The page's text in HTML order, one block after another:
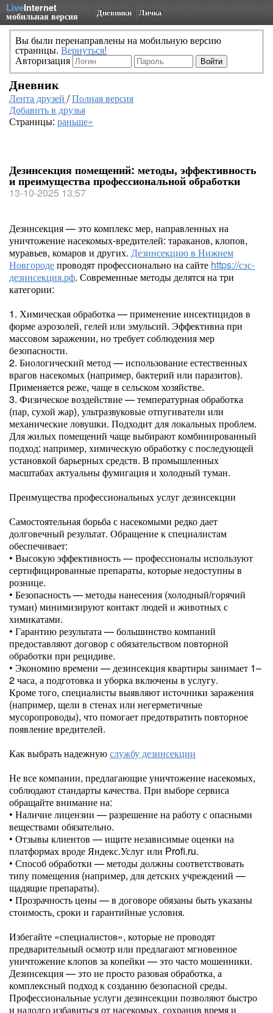
LiveInternet
мобильная версия Дневники Личка
Вы были перенаправлены на мобильную версию
страницы. Вернуться!
Авторизация
Дневник
Лента друзей /Полная версия
Добавить в друзья
Страницы: раньше»
Дезинсекция помещений: методы, эффективность
и преимущества профессиональной обработки
13-10-2025 13:57
Дезинсекция — это комплекс мер, направленных на
уничтожение насекомых-вредителей: тараканов, клопов,
муравьев, комаров и других. Дезинсекцию в Нижнем
Новгородепроводят профессионально на сайте https://сэс-
дезинсекция.рф. Современные методы делятся на три
категории:
1. Химическая обработка — применение инсектицидов в
форме аэрозолей, гелей или эмульсий. Эффективна при
массовом заражении, но требует соблюдения мер
безопасности.
2. Биологический метод — использование естественных
врагов насекомых (например, бактерий или паразитов).
Применяется реже, чаще в сельском хозяйстве.
3. Физическое воздействие — температурная обработка
(пар, сухой жар), ультразвуковые отпугиватели или
механические ловушки. Подходит для локальных проблем.
Для жилых помещений чаще выбирают комбинированный
подход: например, химическую обработку с последующей
установкой барьерных средств. В промышленных
масштабах актуальны фумигация и холодный туман.
Преимущества профессиональных услуг дезинсекции
Самостоятельная борьба с насекомыми редко дает
долговечный результат. Обращение к специалистам
обеспечивает:
• Высокую эффективность — профессионалы используют
сертифицированные препараты, которые недоступны в
рознице.
• Безопасность — методы нанесения (холодный/горячий
туман) минимизируют контакт людей и животных с
химикатами.
• Гарантию результата — большинство компаний
предоставляют договор с обязательством повторной
обработки при рецидиве.
• Экономию времени — дезинсекция квартиры занимает 1–
2 часа, а подготовка и уборка включены в услугу.
Кроме того, специалисты выявляют источники заражения
(например, щели в стенах или негерметичные
мусоропроводы), что помогает предотвратить повторное
появление вредителей.
Как выбрать надежнуюслужбу дезинсекции
Не все компании, предлагающие уничтожение насекомых,
соблюдают стандарты качества. При выборе сервиса
обращайте внимание на:
• Наличие лицензии — разрешение на работу с опасными
веществами обязательно.
• Отзывы клиентов — ищите независимые оценки на
платформах вроде Яндекс.Услуг или Profi.ru.
• Способ обработки — методы должны соответствовать
типу помещения (например, для детских учреждений —
щадящие препараты).
• Прозрачность цены — в договоре обязаны быть указаны
стоимость, сроки и гарантийные условия.
Избегайте «специалистов», которые не проводят
предварительный осмотр или предлагают мгновенное
уничтожение клопов за копейки — это часто мошенники.
Дезинсекция — это не просто разовая обработка, а
комплексный подход к созданию безопасной среды.
Профессиональные услуги дезинсекции позволяют быстро
и надолго избавиться от насекомых, сохранив время и